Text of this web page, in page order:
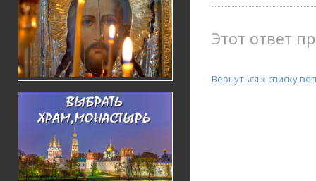
Этот ответ
Вернуться к списку